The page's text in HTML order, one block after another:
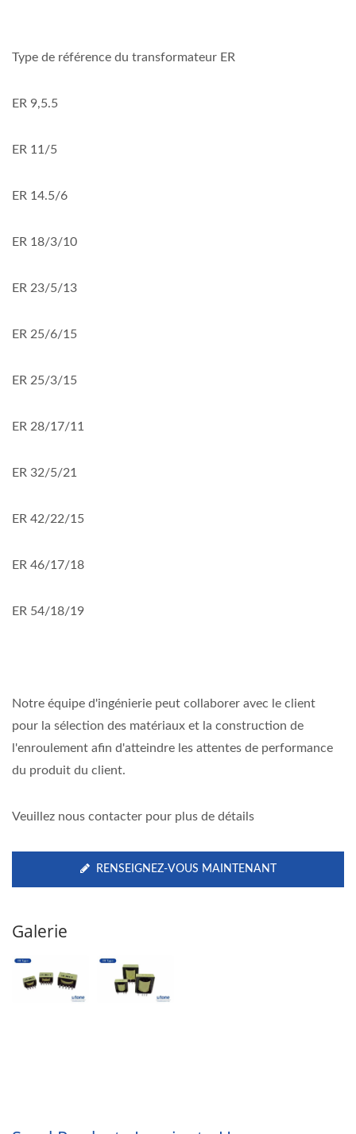
Type de référence du transformateur ER
ER 9,5.5
ER 11/5
ER 14.5/6
ER 18/3/10
ER 23/5/13
ER 25/6/15
ER 25/3/15
ER 28/17/11
ER 32/5/21
ER 42/22/15
ER 46/17/18
ER 54/18/19
Notre équipe d'ingénierie peut collaborer avec le client
pour la sélection des matériaux et la construction de
l'enroulement afin d'atteindre les attentes de performance
du produit du client.
Veuillez nous contacter pour plus de détails
RENSEIGNEZ-VOUS MAINTENANT
Galerie